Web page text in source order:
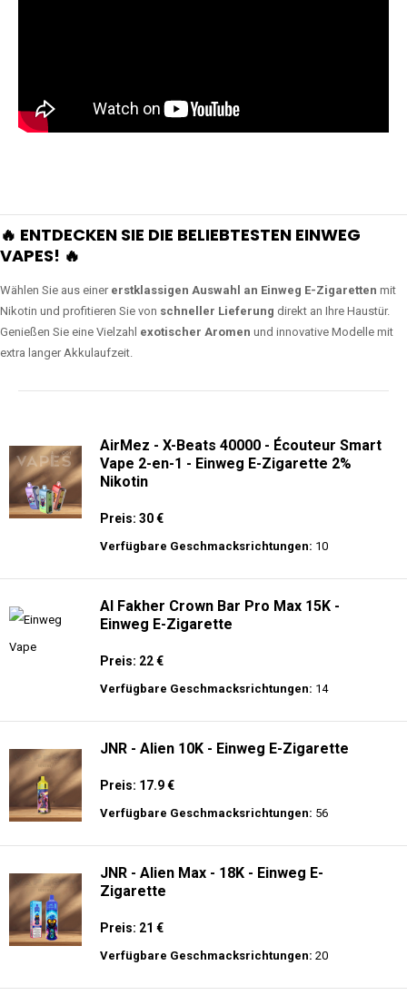
🔥 ENTDECKEN SIE DIE BELIEBTESTEN EINWEG
VAPES! 🔥
Wählen Sie aus einer erstklassigen Auswahl an Einweg E-Zigaretten mit
Nikotin und profitieren Sie von schneller Lieferung direkt an Ihre Haustür.
Genießen Sie eine Vielzahl exotischer Aromen und innovative Modelle mit
extra langer Akkulaufzeit.
AirMez - X-Beats 40000 - Écouteur Smart
Vape 2-en-1 - Einweg E-Zigarette 2%
Nikotin
Preis: 30 €
Verfügbare Geschmacksrichtungen: 10
Al Fakher Crown Bar Pro Max 15K -
Einweg E-Zigarette
Preis: 22 €
Verfügbare Geschmacksrichtungen: 14
JNR - Alien 10K - Einweg E-Zigarette
Preis: 17.9 €
Verfügbare Geschmacksrichtungen: 56
JNR - Alien Max - 18K - Einweg E-
Zigarette
Preis: 21 €
Verfügbare Geschmacksrichtungen: 20